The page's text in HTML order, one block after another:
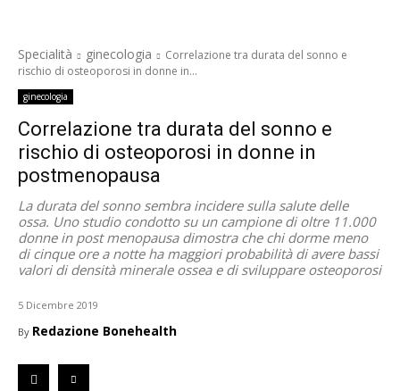
Specialità ginecologia
Correlazione tra durata del sonno e
rischio di osteoporosi in donne in...
ginecologia
Correlazione tra durata del sonno e
rischio di osteoporosi in donne in
postmenopausa
La durata del sonno sembra incidere sulla salute delle
ossa. Uno studio condotto su un campione di oltre 11.000
donne in post menopausa dimostra che chi dorme meno
di cinque ore a notte ha maggiori probabilità di avere bassi
valori di densità minerale ossea e di sviluppare osteoporosi
5 Dicembre 2019
By Redazione Bonehealth